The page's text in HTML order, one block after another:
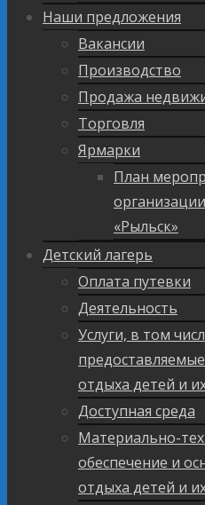
Наши предложения
Вакансии
Производство
Продажа
Торговля
Ярмарки
План
«Рыльск»
Детский лагерь
Оплата путевки
Деятельность
Услуги, в том
отдыха детей и
Доступная среда
Материально-
обеспечение и
отдыха детей и